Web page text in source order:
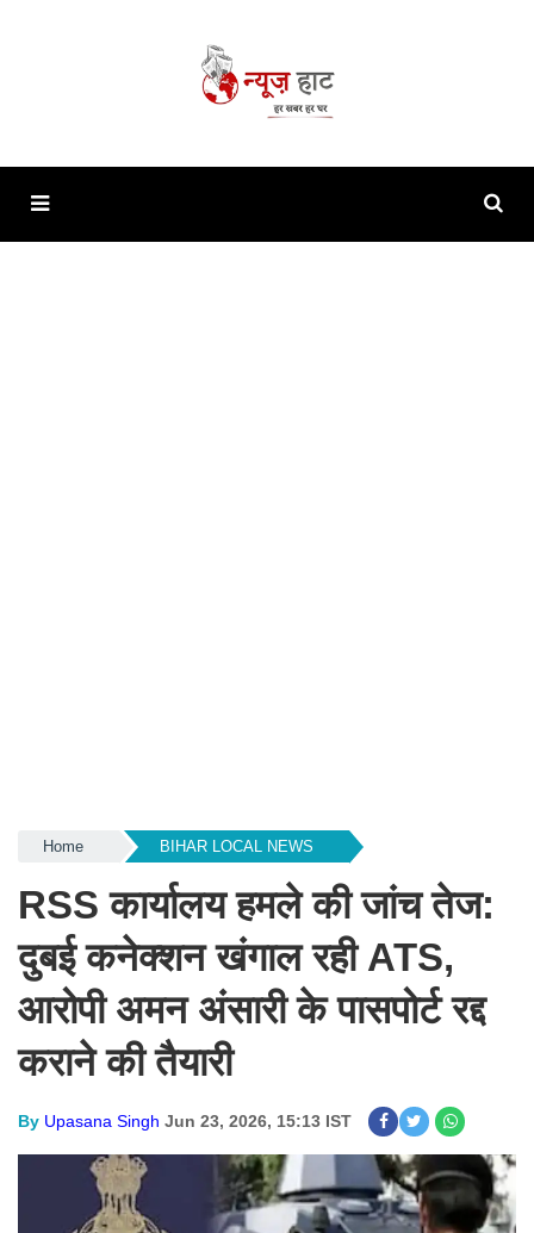
Home BIHAR LOCAL NEWS
RSS कार्यालय हमले की जांच तेज:
दुबई कनेक्शन खंगाल रही ATS,
आरोपी अमन अंसारी के पासपोर्ट रद्द
कराने की तैयारी
By Upasana Singh Jun 23, 2026, 15:13 IST